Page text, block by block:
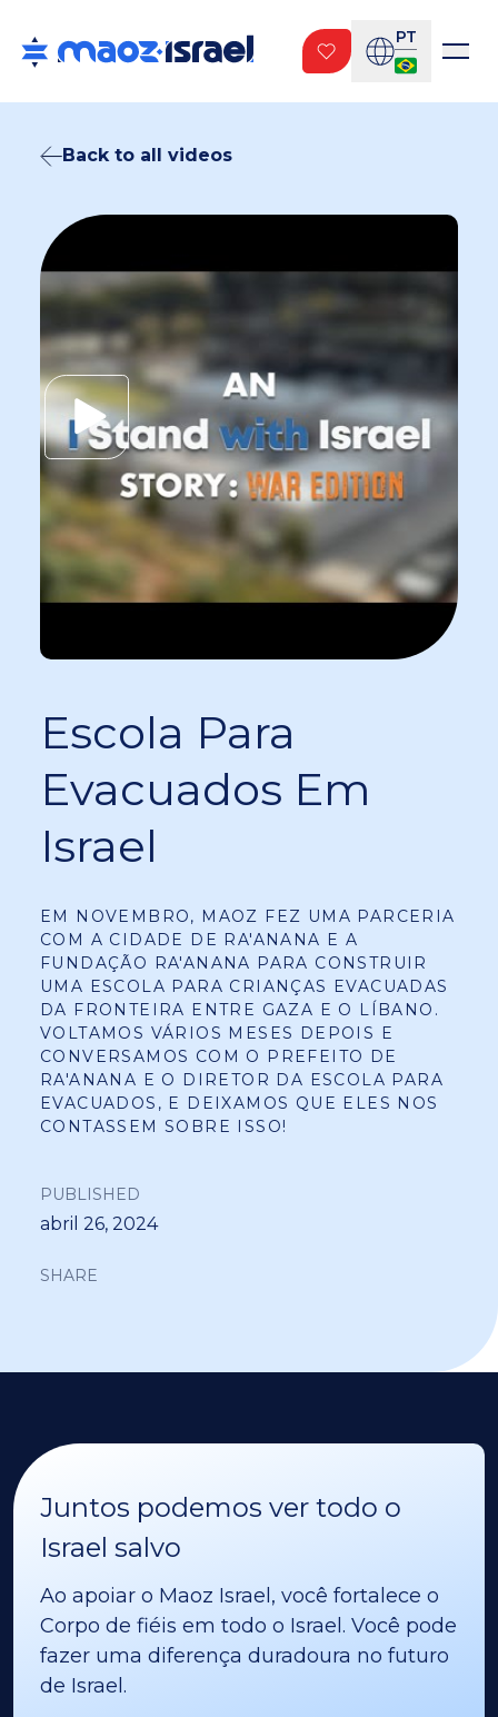
PT
Back to all videos
Escola Para
Evacuados Em
Israel
EM NOVEMBRO, MAOZ FEZ UMA PARCERIA
COM A CIDADE DE RA'ANANA E A
FUNDAÇÃO RA'ANANA PARA CONSTRUIR
UMA ESCOLA PARA CRIANÇAS EVACUADAS
DA FRONTEIRA ENTRE GAZA E O LÍBANO.
VOLTAMOS VÁRIOS MESES DEPOIS E
CONVERSAMOS COM O PREFEITO DE
RA'ANANA E O DIRETOR DA ESCOLA PARA
EVACUADOS, E DEIXAMOS QUE ELES NOS
CONTASSEM SOBRE ISSO!
PUBLISHED
abril 26, 2024
SHARE
Juntos podemos ver todo o
Israel salvo
Ao apoiar o Maoz Israel, você fortalece o
Corpo de fiéis em todo o Israel. Você pode
fazer uma diferença duradoura no futuro
de Israel.